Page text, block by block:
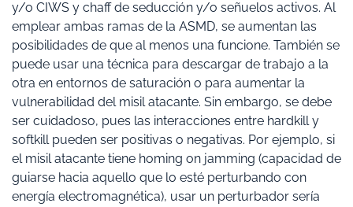
y/o CIWS y chaff de seducción y/o señuelos activos. Al
emplear ambas ramas de la ASMD, se aumentan las
posibilidades de que al menos una funcione. También se
puede usar una técnica para descargar de trabajo a la
otra en entornos de saturación o para aumentar la
vulnerabilidad del misil atacante. Sin embargo, se debe
ser cuidadoso, pues las interacciones entre hardkill y
softkill pueden ser positivas o negativas. Por ejemplo, si
el misil atacante tiene homing on jamming (capacidad de
guiarse hacia aquello que lo esté perturbando con
energía electromagnética), usar un perturbador sería